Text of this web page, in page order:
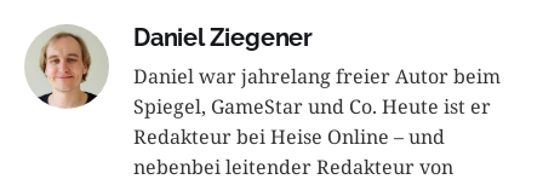
Daniel Ziegener
Daniel war jahrelang freier Autor beim
Spiegel, GameStar und Co. Heute ist er
Redakteur bei Heise Online – und
nebenbei leitender Redakteur von